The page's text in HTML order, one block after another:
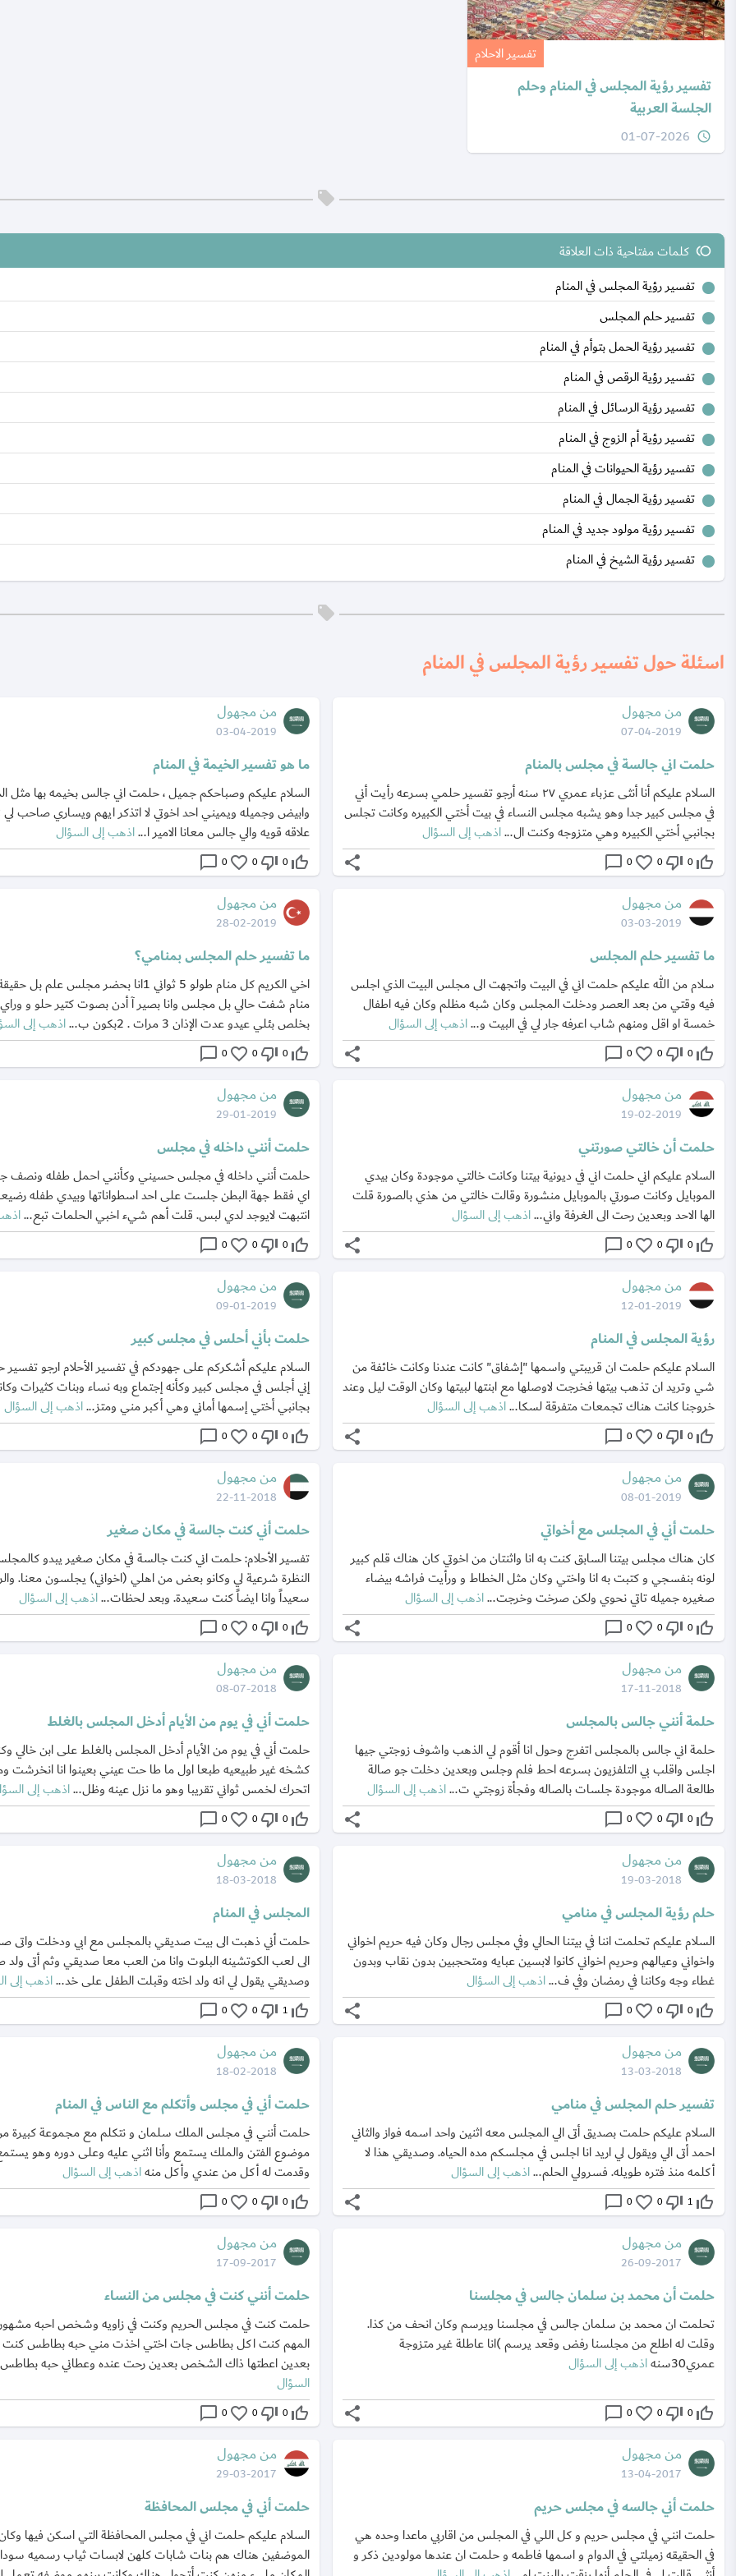
تفسير الاحلام
تفسير رؤية المجلس في المنام وحلم
الجلسة العربية
query_builder
01-07-2026
toll كلمات مفتاحية ذات العلاقة
تفسير رؤية المجلس في المنام
تفسير حلم المجلس
تفسير رؤية الحمل بتوأم في المنام
تفسير رؤية الرقص في المنام
تفسير رؤية الرسائل في المنام
تفسير رؤية أم الزوج في المنام
تفسير رؤية الحيوانات في المنام
تفسير رؤية الجمال في المنام
تفسير رؤية مولود جديد في المنام
تفسير رؤية الشيخ في المنام
اسئلة حول تفسير رؤية المجلس في المنام
من مجهول
07-04-2019
حلمت اني جالسة في مجلس بالمنام
السلام عليكم أنا أنثى عزباء عمري ٢٧ سنه أرجو تفسير حلمي بسرعه رأيت أني
في مجلس كبير جدا وهو يشبه مجلس النساء في بيت أختي الكبيره وكانت تجلس
بجانبي أختي الكبيره وهي متزوجه وكنت ال...اذهب إلى السؤال
thumb_up_off_alt
0
thumb_down_off_alt
0
favorite_border
0
chat_bubble_outline
share
من مجهول
03-04-2019
ما هو تفسير الخيمة في المنام
السلام عليكم وصباحكم جميل ، حلمت اني جالس بخيمه بها مثل
وابيض وجميله ويميني احد اخوتي لا اتذكر ايهم ويساري صاحب لي
علاقه قويه والي جالس معانا الامير ا...اذهب إلى السؤال
thumb_up_off_alt
0
thumb_down_off_alt
0
favorite_border
0
chat_bubble_outline
من مجهول
03-03-2019
ما تفسير حلم المجلس
سلام من الله عليكم حلمت اني في البيت واتجهت الى مجلس البيت الذي اجلس
فيه وقتي من بعد العصر ودخلت المجلس وكان شبه مظلم وكان فيه اطفال
خمسة او اقل ومنهم شاب اعرفه جار لي في البيت و...اذهب إلى السؤال
thumb_up_off_alt
0
thumb_down_off_alt
0
favorite_border
0
chat_bubble_outline
share
من مجهول
28-02-2019
ما تفسير حلم المجلس بمنامي؟
اخي الكريم كل منام طولو 5 ثواني 1انا بحضر مجلس
منام شفت حالي بل مجلس وانا بصير آ أدن بصوت كتير حلو و
بخلص بئلي عيدو عدت الإذان 3 مرات . 2بكون ب...
اذهب إلى
thumb_up_off_alt
0
thumb_down_off_alt
0
favorite_border
0
chat_bubble_outline
من مجهول
19-02-2019
حلمت أن خالتي صورتني
السلام عليكم اني حلمت اني في ديونية بيتنا وكانت خالتي موجودة وكان بيدي
الموبايل وكانت صورتي بالموبايل منشورة وقالت خالتي من هذي بالصورة قلت
الها الاحد وبعدين رحت الى الغرفة واني...اذهب إلى السؤال
thumb_up_off_alt
0
thumb_down_off_alt
0
favorite_border
0
chat_bubble_outline
share
من مجهول
29-01-2019
حلمت أنني داخله في مجلس
حلمت أنني داخله في مجلس حسيني وكأنني احمل طفله ونصف
اي فقط جهة البطن جلست على احد اسطواناتها وبيدي طفله
انتبهت لايوجد لدي لبس. قلت أهم شيء اخبي الحلمات تبع...
thumb_up_off_alt
0
thumb_down_off_alt
0
favorite_border
0
chat_bubble_outline
من مجهول
12-01-2019
رؤية المجلس في المنام
السلام عليكم حلمت ان قريبتي واسمها "إشفاق" كانت عندنا وكانت خائفة من
شي وتريد ان تذهب بيتها فخرجت لاوصلها مع ابنتها لبيتها وكان الوقت ليل وعند
خروجنا كانت هناك تجمعات متفرقة لسكا...اذهب إلى السؤال
thumb_up_off_alt
0
thumb_down_off_alt
0
favorite_border
0
chat_bubble_outline
share
من مجهول
09-01-2019
حلمت بأني أحلس في مجلس كبير
السلام عليكم أشكركم على جهودكم في تفسير الأحلام ارجو
إني أجلس في مجلس كبير وكأنه إجتماع وبه نساء وبنات كثيرات
بجانبي أختي إسمها أماني وهي أكبر مني ومتز...اذهب إلى السؤال
thumb_up_off_alt
0
thumb_down_off_alt
0
favorite_border
0
chat_bubble_outline
من مجهول
08-01-2019
حلمت أني في المجلس مع أخواتي
كان هناك مجلس بيتنا السابق كنت به انا واثنتان من اخوتي كان هناك قلم كبير
لونه بنفسجي و كتبت به انا واختي وكان مثل الخطاط و ورأيت فراشه بيضاء
صغيره جميله تاتي نحوي ولكن صرخت وخرجت...اذهب إلى السؤال
thumb_up_off_alt
0
thumb_down_off_alt
0
favorite_border
0
chat_bubble_outline
share
من مجهول
22-11-2018
حلمت أني كنت جالسة في مكان صغير
تفسير الأحلام: حلمت اني كنت جالسة في مكان صغير يبدو
النظرة شرعية لي وكانو بعض من اهلي (اخواني) يجلسون معنا.
سعيداً وانا ايضاً كنت سعيدة. وبعد لحظات...اذهب إلى السؤال
thumb_up_off_alt
0
thumb_down_off_alt
0
favorite_border
0
chat_bubble_outline
من مجهول
17-11-2018
حلمة أنني جالس بالمجلس
حلمة اني جالس بالمجلس اتفرج وحول انا أقوم لي الذهب واشوف زوجتي جيها
اجلس واقلب بي التلفزيون بسرعه احط فلم وجلس وبعدين دخلت جو صالة
طالعة الصاله موجودة جلسات بالصاله وفجأة زوجتي ت...اذهب إلى السؤال
thumb_up_off_alt
0
thumb_down_off_alt
0
favorite_border
0
chat_bubble_outline
share
من مجهول
08-07-2018
حلمت أني في يوم من الأيام أدخل المجلس بالغلط
حلمت أني في يوم من الأيام أدخل المجلس بالغلط على ابن خالي
كشخه غير طبيعيه طبعا اول ما طا حت عيني بعينوا انا انخرشت
اتحرك لخمس ثواني تقريبا وهو ما نزل عينه وظل...اذهب إلى
thumb_up_off_alt
0
thumb_down_off_alt
0
favorite_border
0
chat_bubble_outline
من مجهول
19-03-2018
حلم رؤية المجلس في منامي
السلام عليكم تحلمت اننا في بيتنا الحالي وفي مجلس رجال وكان فيه حريم اخواني
واخواني وعيالهم وحريم اخواني كانوا لابسين عبايه ومتحجبين بدون نقاب وبدون
غطاء وجه وكاننا في رمضان وفي ف...اذهب إلى السؤال
thumb_up_off_alt
0
thumb_down_off_alt
0
favorite_border
0
chat_bubble_outline
share
من مجهول
18-03-2018
المجلس في المنام
حلمت أني ذهبت الى بيت صديقي بالمجلس مع ابي ودخلت واتى
الى لعب الكوتشينه البلوت وانا من العب معا صديقي وثم أتى
وصديقي يقول لي انه ولد اخته وقبلت الطفل على خد...اذهب إلى
thumb_up_off_alt
1
thumb_down_off_alt
0
favorite_border
0
chat_bubble_outline
من مجهول
13-03-2018
تفسير حلم المجلس في منامي
السلام عليكم حلمت بصديق أتى الي المجلس معه اثنين واحد اسمه فواز والثاني
احمد أتى الي ويقول لي اريد انا اجلس في مجلسكم مده الحياه. وصديقي هذا لا
أكلمه منذ فتره طويله. فسرولي الحلم...اذهب إلى السؤال
thumb_up_off_alt
1
thumb_down_off_alt
0
favorite_border
0
chat_bubble_outline
share
من مجهول
18-02-2018
حلمت أني في مجلس وأتكلم مع الناس في المنام
حلمت أنني في مجلس الملك سلمان و نتكلم مع مجموعة كبيرة
موضوع الفتن والملك يستمع وأنا اثني عليه وعلى دوره وهو
وقدمت له أكل من عندي وأكل منهاذهب إلى السؤال
thumb_up_off_alt
0
thumb_down_off_alt
0
favorite_border
0
chat_bubble_outline
من مجهول
26-09-2017
حلمت أن محمد بن سلمان جالس في مجلسنا
تحلمت ان محمد بن سلمان جالس في مجلسنا ويرسم وكان انحف من كذا.
وقلت له اطلع من مجلسنا رفض وقعد يرسم )انا عاطلة غير متزوجة
عمري30سنه
اذهب إلى السؤال
thumb_up_off_alt
0
thumb_down_off_alt
0
favorite_border
0
chat_bubble_outline
share
من مجهول
17-09-2017
حلمت أنني كنت في مجلس من النساء
حلمت كنت في مجلس الحريم وكنت في زاويه وشخص احبه مشهور
المهم كنت اكل بطاطس جات اختي اخذت مني حبه بطاطس كنت
بعدين اعطتها ذاك الشخص بعدين رحت عنده وعطاني حبه
السؤال
thumb_up_off_alt
0
thumb_down_off_alt
0
favorite_border
0
chat_bubble_outline
من مجهول
13-04-2017
حلمت أني جالسه في مجلس حريم
حلمت انني في مجلس حريم و كل اللي في المجلس من اقاربي ماعدا وحده هي
في الحقيقه زميلتي في الدوام و اسمها فاطمه و حلمت ان عندها مولودين ذكر و
من مجهول
29-03-2017
حلمت أني في مجلس المحافظة
السلام عليكم حلمت اني في مجلس المحافظة التي اسكن فيها
الموضفين هناك هم بنات شابات كلهن لابسات ثياب رسميه